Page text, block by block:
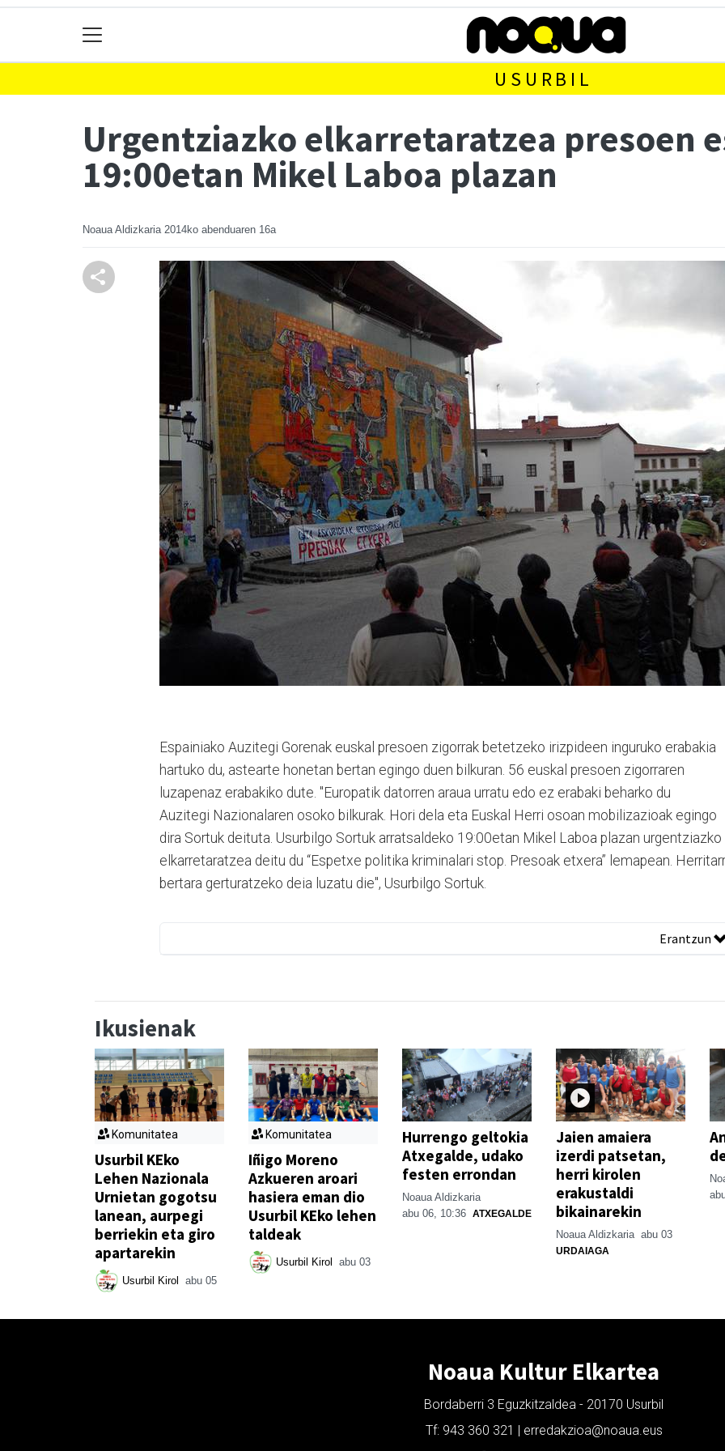
USURBIL
Urgentziazko elkarretaratzea presoen
19:00etan Mikel Laboa plazan
Noaua Aldizkaria 2014ko abenduaren 16a
Espainiako Auzitegi Gorenak euskal presoen zigorrak betetzeko irizpideen inguruko erabakia
hartuko du, astearte honetan bertan egingo duen bilkuran. 56 euskal presoen zigorraren
luzapenaz erabakiko dute. "Europatik datorren araua urratu edo ez erabaki beharko du
Auzitegi Nazionalaren osoko bilkurak. Hori dela eta Euskal Herri osoan mobilizazioak egingo
dira Sortuk deituta. Usurbilgo Sortuk arratsaldeko 19:00etan Mikel Laboa plazan urgentziazko
elkarretaratzea deitu du “Espetxe politika kriminalari stop. Presoak etxera” lemapean.
bertara gerturatzeko deia luzatu die", Usurbilgo Sortuk.
Erantzun
Ikusienak
Komunitatea
Usurbil KEko
Lehen Nazionala
Urnietan gogotsu
lanean, aurpegi
berriekin eta giro
apartarekin
Usurbil Kirol abu 05
Komunitatea
Iñigo Moreno
Azkueren aroari
hasiera eman dio
Usurbil KEko lehen
taldeak
Usurbil Kirol abu 03
Hurrengo geltokia
Atxegalde, udako
festen errondan
Noaua Aldizkaria
abu 06, 10:36 ATXEGALDE
Jaien amaiera
izerdi patsetan,
herri kirolen
erakustaldi
bikainarekin
Noaua Aldizkaria abu 03
URDAIAGA
Noaua Kultur Elkartea
Bordaberri 3 Eguzkitzaldea - 20170 Usurbil
Tf: 943 360 321 | erredakzioa@noaua.eus